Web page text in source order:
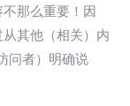
那么重要！因
其他（相关）内
问者）明确说